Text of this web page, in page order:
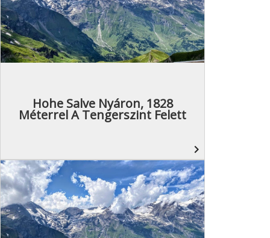
Hohe Salve Nyáron, 1828
Méterrel A Tengerszint Felett
navigate_next